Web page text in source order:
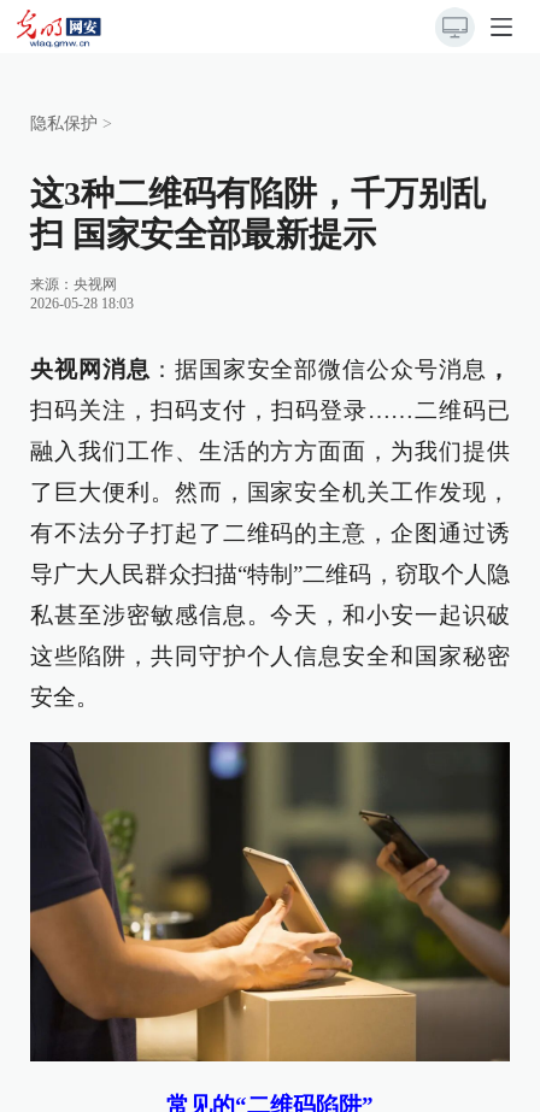
隐私保护 >
这3种二维码有陷阱，千万别乱
扫 国家安全部最新提示
来源： 央视网
2026-05-28 18:03
央视网消息 ：据国家安全部微信公众号消息 ，
扫码关注，扫码支付，扫码登录……二维码已
融入我们工作、生活的方方面面，为我们提供
了巨大便利。然而，国家安全机关工作发现，
有不法分子打起了二维码的主意，企图通过诱
导广大人民群众扫描“特制”二维码，窃取个人隐
私甚至涉密敏感信息。今天，和小安一起识破
这些陷阱，共同守护个人信息安全和国家秘密
安全。
常见的“二维码陷阱”